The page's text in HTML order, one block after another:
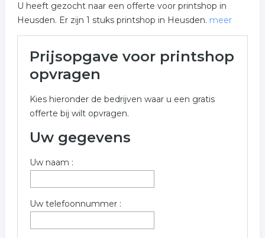
U heeft gezocht naar een offerte voor printshop in
Heusden. Er zijn 1 stuks printshop in Heusden. meer
Heusden
gerelateerde bedrijven in de omgeving van Heusden
voor een vrijblijvende aanvraag.
Voor meer informatie over printshop in Heusden kunt u
bedrijven gevonden.
Trefwoorden:
copyshop printen kopieeren
Prijsopgave voor printshop
opvragen
Kies hieronder de bedrijven waar u een gratis
offerte bij wilt opvragen.
Uw gegevens
Uw naam :
Uw telefoonnummer :